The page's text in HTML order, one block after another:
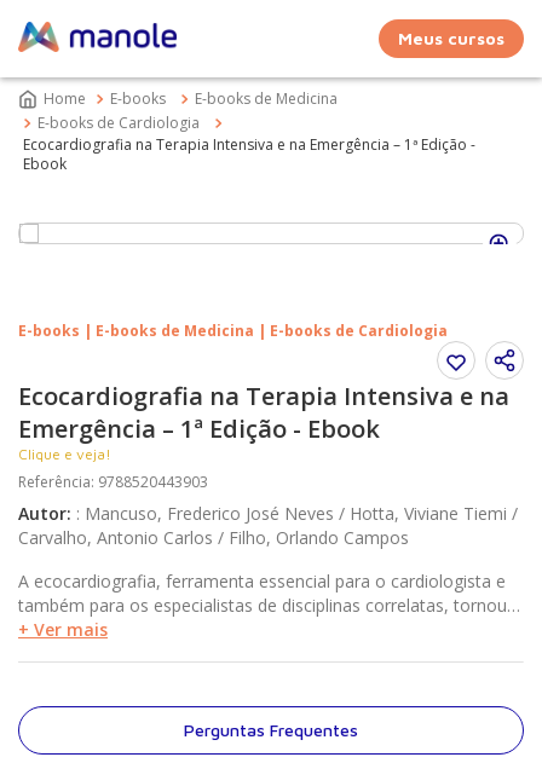
Meus cursos
E-books
E-books de Medicina
E-books de Cardiologia
Ecocardiografia na Terapia Intensiva e na Emergência – 1ª Edição -
Ebook
E-books | E-books de Medicina | E-books de Cardiologia
Ecocardiografia na Terapia Intensiva e na
Emergência – 1ª Edição - Ebook
Clique e veja!
Referência: 9788520443903
Autor: : Mancuso, Frederico José Neves / Hotta, Viviane Tiemi /
Carvalho, Antonio Carlos / Filho, Orlando Campos
A ecocardiografia, ferramenta essencial para o cardiologista e
também para os especialistas de disciplinas correlatas, tornou-
se, nas últimas décadas, o principal método de referência na
atuação, como as que utilizam microbolhas, 3D e strain. Diante
dessa importância, Ecocardiografia na terapia intensiva e na
emergência transmite os procedimentos aplicados na Escola
+ Ver mais
Perguntas Frequentes